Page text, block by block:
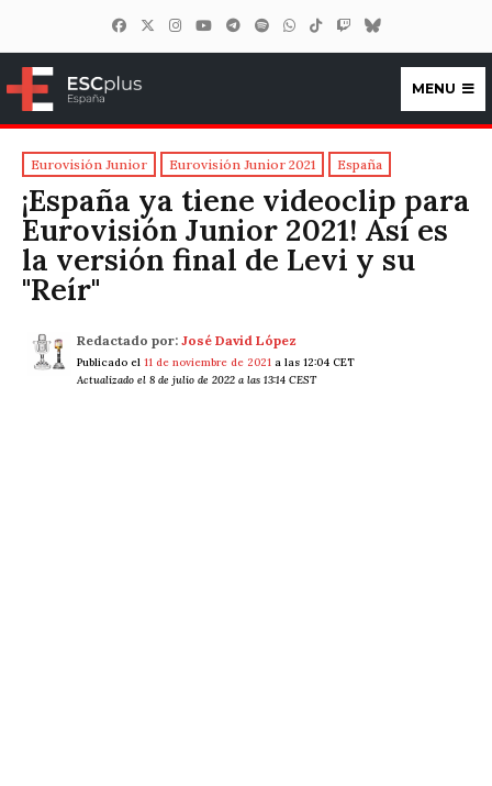
ESCplus España
MENU
Eurovisión Junior Eurovisión Junior 2021 España
¡España ya tiene videoclip para
Eurovisión Junior 2021! Así es
la versión final de Levi y su
"Reír"
Redactado por: José David López
Publicado el 11 de noviembre de 2021 a las 12:04 CET
Actualizado el 8 de julio de 2022 a las 13:14 CEST